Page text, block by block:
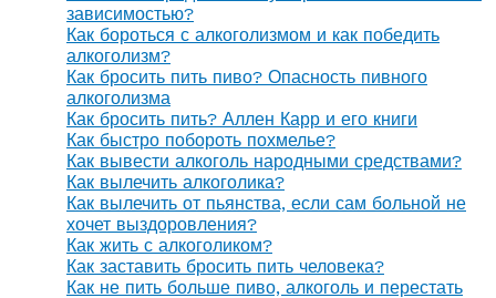
зависимостью?
Как бороться с алкоголизмом и как победить
алкоголизм?
Как бросить пить пиво? Опасность пивного
алкоголизма
Как бросить пить? Аллен Карр и его книги
Как быстро побороть похмелье?
Как вывести алкоголь народными средствами?
Как вылечить алкоголика?
Как вылечить от пьянства, если сам больной не
хочет выздоровления?
Как жить с алкоголиком?
Как заставить бросить пить человека?
Как не пить больше пиво, алкоголь и перестать